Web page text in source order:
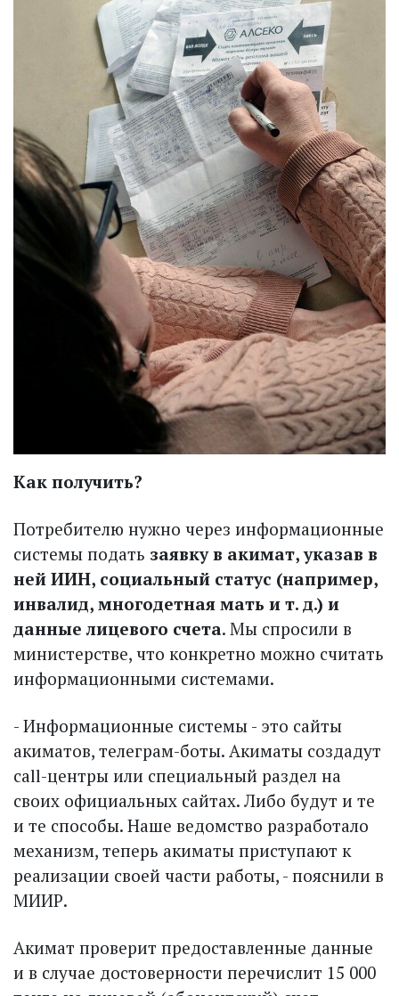
Как получить?
Потребителю нужно через информационные
системы подать заявку в акимат, указав в
ней ИИН, социальный статус (например,
инвалид, многодетная мать и т. д.) и
данные лицевого счета. Мы спросили в
министерстве, что конкретно можно считать
информационными системами.
- Информационные системы - это сайты
акиматов, телеграм-боты. Акиматы создадут
call-центры или специальный раздел на
своих официальных сайтах. Либо будут и те
и те способы. Наше ведомство разработало
механизм, теперь акиматы приступают к
реализации своей части работы, - пояснили в
МИИР.
Акимат проверит предоставленные данные
и в случае достоверности перечислит 15 000